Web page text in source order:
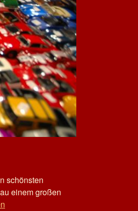
schönsten
einem großen